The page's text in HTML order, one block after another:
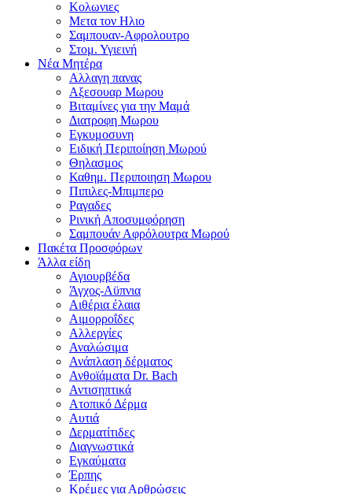
Κολωνιες
Μετα τον Ηλιο
Σαμπουαν-Αφρολουτρο
Στομ. Υγιεινή
Νέα Μητέρα
Αλλαγη πανας
Αξεσουαρ Μωρου
Βιταμίνες για την Μαμά
Διατροφη Μωρου
Εγκυμοσυνη
Ειδική Περιποίηση Μωρού
Θηλασμος
Καθημ. Περιποιηση Μωρου
Πιπιλες-Μπιμπερο
Ραγαδες
Ρινική Αποσυμφόρηση
Σαμπουάν Αφρόλουτρα Μωρού
Πακέτα Προσφόρων
Άλλα είδη
Αγιουρβέδα
Άγχος-Αϋπνια
Αιθέρια έλαια
Αιμορροΐδες
Αλλεργίες
Αναλώσιμα
Ανάπλαση δέρματος
Ανθοϊάματα Dr. Bach
Αντισηπτικά
Ατοπικό Δέρμα
Αυτιά
Δερματίτιδες
Διαγνωστικά
Εγκαύματα
Έρπης
Κρέμες για Αρθρώσεις